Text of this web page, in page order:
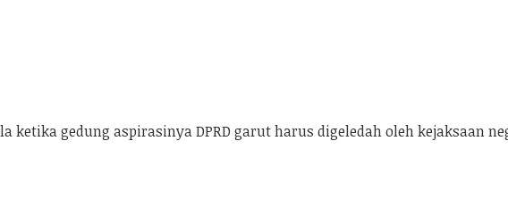
gedung aspirasinya DPRD garut harus digeledah oleh kejaksaan